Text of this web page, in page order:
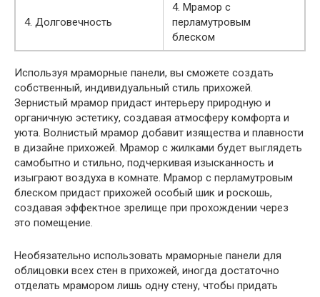
4. Долговечность
4. Мрамор с
перламутровым
блеском
Используя мраморные панели, вы сможете создать
собственный, индивидуальный стиль прихожей.
Зернистый мрамор придаст интерьеру природную и
органичную эстетику, создавая атмосферу комфорта и
уюта. Волнистый мрамор добавит изящества и плавности
в дизайне прихожей. Мрамор с жилками будет выглядеть
самобытно и стильно, подчеркивая изысканность и
изыграют воздуха в комнате. Мрамор с перламутровым
блеском придаст прихожей особый шик и роскошь,
создавая эффектное зрелище при прохождении через
это помещение.
Необязательно использовать мраморные панели для
облицовки всех стен в прихожей, иногда достаточно
отделать мрамором лишь одну стену, чтобы придать